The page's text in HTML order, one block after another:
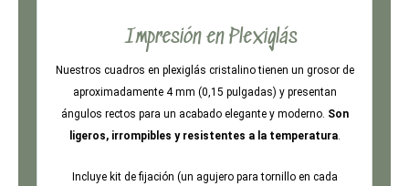
Impresión en Plexiglás
Nuestros cuadros en plexiglás cristalino tienen un grosor de
aproximadamente 4 mm (0,15 pulgadas) y presentan
ángulos rectos para un acabado elegante y moderno. Son
ligeros, irrompibles y resistentes a la temperatura.
Incluye kit de fijación (un agujero para tornillo en cada